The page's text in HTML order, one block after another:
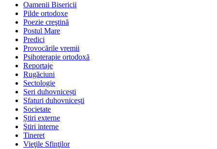
Oamenii Bisericii
Pilde ortodoxe
Poezie creştină
Postul Mare
Predici
Provocările vremii
Psihoterapie ortodoxă
Reportaje
Rugăciuni
Sectologie
Seri duhovnicești
Sfaturi duhovnicești
Societate
Știri externe
Ştiri interne
Tineret
Vieţile Sfinţilor